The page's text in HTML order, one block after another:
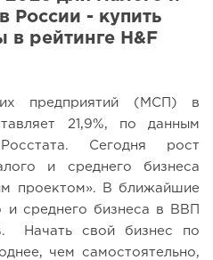
России - купить
рейтинге H&F
предприятий (МСП) в
21,9%, по данным
Сегодня рост
и среднего бизнеса
проектом». В ближайшие
и среднего бизнеса в ВВП
Начать свой бизнес по
чем самостоятельно,